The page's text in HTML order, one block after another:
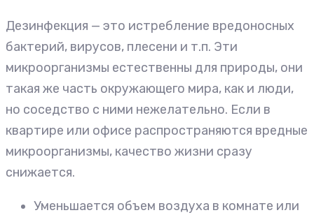
Дезинфекция — это истребление вредоносных
бактерий, вирусов, плесени и т.п. Эти
микроорганизмы естественны для природы, они
такая же часть окружающего мира, как и люди,
но соседство с ними нежелательно. Если в
квартире или офисе распространяются вредные
микроорганизмы, качество жизни сразу
снижается.
Уменьшается объем воздуха в комнате или